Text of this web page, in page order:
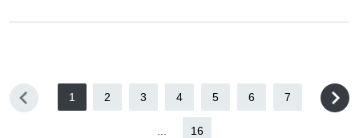
1 2 3 4 5 6 7
16